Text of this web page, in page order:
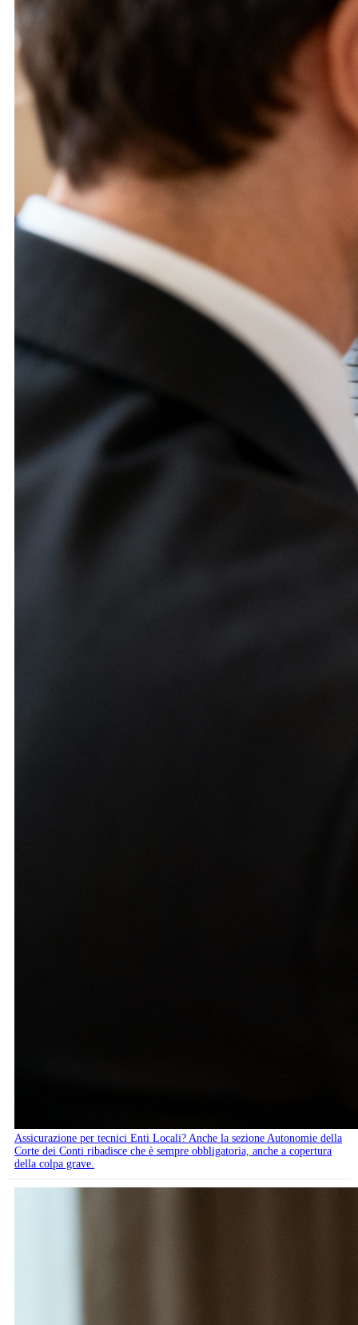
Assicurazione per tecnici Enti Locali? Anche la sezione Autonomie della
Corte dei Conti ribadisce che è sempre obbligatoria, anche a copertura
della colpa grave.